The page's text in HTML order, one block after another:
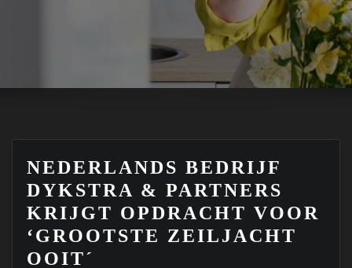
NEDERLANDS BEDRIJF
DYKSTRA & PARTNERS
KRIJGT OPDRACHT VOOR
‘GROOTSTE ZEILJACHT
OOIT´